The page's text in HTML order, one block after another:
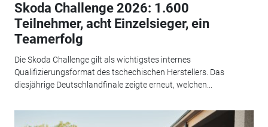
Skoda Challenge 2026: 1.600
Teilnehmer, acht Einzelsieger, ein
Teamerfolg
Die Skoda Challenge gilt als wichtigstes internes
Qualifizierungsformat des tschechischen Herstellers. Das
diesjährige Deutschlandfinale zeigte erneut, welchen...